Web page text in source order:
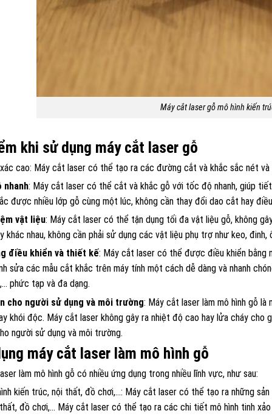
Máy cắt laser gỗ mô hình kiến
khi sử dụng máy cắt laser gỗ
cao: Máy cắt laser có thể tạo ra các đường cắt và khắc sắc nét và
nhanh: Máy cắt laser có thể cắt và khắc gỗ với tốc độ nhanh, giúp
được nhiều lớp gỗ cùng một lúc, không cần thay đổi dao cắt hay
vật liệu: Máy cắt laser có thể tận dụng tối đa vật liệu gỗ, không
khác nhau, không cần phải sử dụng các vật liệu phụ trợ như keo, đinh,
điều khiển và thiết kế: Máy cắt laser có thể được điều khiển bằng
sửa các mẫu cắt khắc trên máy tính một cách dễ dàng và nhanh
phức tạp và đa dạng.
cho người sử dụng và môi trường: Máy cắt laser làm mô hình gỗ
khói độc. Máy cắt laser không gây ra nhiệt độ cao hay lửa cháy cho
người sử dụng và môi trường.
máy cắt laser làm mô hình gỗ
làm mô hình gỗ có nhiều ứng dụng trong nhiều lĩnh vực, như sau:
kiến trúc, nội thất, đồ chơi,…: Máy cắt laser có thể tạo ra những
đồ chơi,… Máy cắt laser có thể tạo ra các chi tiết mô hình tinh